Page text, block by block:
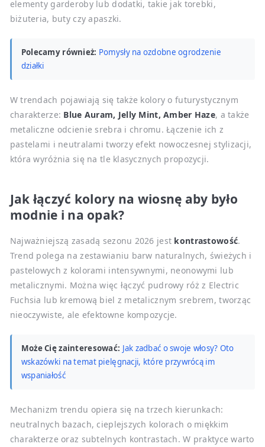
elementy garderoby lub dodatki, takie jak torebki,
biżuteria, buty czy apaszki.
Polecamy również: Pomysły na ozdobne ogrodzenie
działki
W trendach pojawiają się także kolory o futurystycznym
charakterze: Blue Auram, Jelly Mint, Amber Haze, a także
metaliczne odcienie srebra i chromu. Łączenie ich z
pastelami i neutralami tworzy efekt nowoczesnej stylizacji,
która wyróżnia się na tle klasycznych propozycji.
Jak łączyć kolory na wiosnę aby było
modnie i na opak?
Najważniejszą zasadą sezonu 2026 jest kontrastowość.
Trend polega na zestawianiu barw naturalnych, świeżych i
pastelowych z kolorami intensywnymi, neonowymi lub
metalicznymi. Można więc łączyć pudrowy róż z Electric
Fuchsia lub kremową biel z metalicznym srebrem, tworząc
nieoczywiste, ale efektowne kompozycje.
Może Cię zainteresować: Jak zadbać o swoje włosy? Oto
wskazówki na temat pielęgnacji, które przywrócą im
wspaniałość
Mechanizm trendu opiera się na trzech kierunkach:
neutralnych bazach, cieplejszych kolorach o miękkim
charakterze oraz subtelnych kontrastach. W praktyce warto